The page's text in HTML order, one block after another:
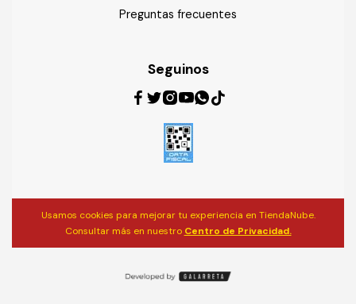
Preguntas frecuentes
Seguinos
Usamos cookies para mejorar tu experiencia en TiendaNube.
Consultar más en nuestro Centro de Privacidad.